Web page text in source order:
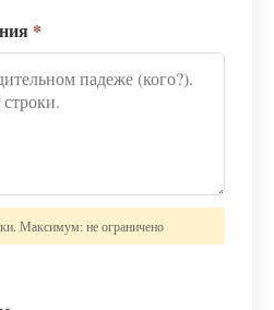
*
Максимум: не ограничено